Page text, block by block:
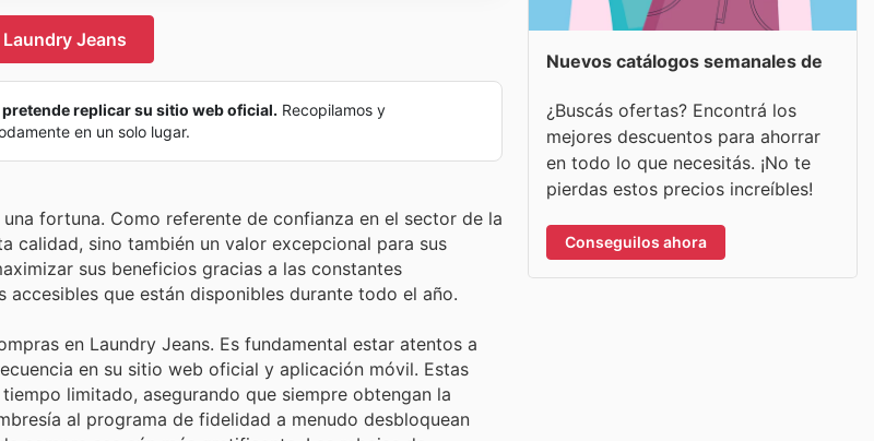
Jeans
replicar su sitio web oficial. Recopilamos y
en un solo lugar.
fortuna. Como referente de confianza en el sector de la
calidad, sino también un valor excepcional para sus
sus beneficios gracias a las constantes
que están disponibles durante todo el año.
en Laundry Jeans. Es fundamental estar atentos a
en su sitio web oficial y aplicación móvil. Estas
limitado, asegurando que siempre obtengan la
al programa de fidelidad a menudo desbloquean
Nuevos catálogos semanales de
¿Buscás ofertas? Encontrá los
mejores descuentos para ahorrar
en todo lo que necesitás. ¡No te
pierdas estos precios increíbles!
Conseguilos ahora